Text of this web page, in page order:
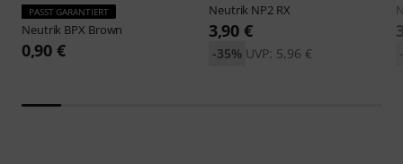
PASST GARANTIERT
Neutrik BPX Brown
0,90 €
Neutrik NP2 RX
3,90 €
UVP: 5,96 €
-35%